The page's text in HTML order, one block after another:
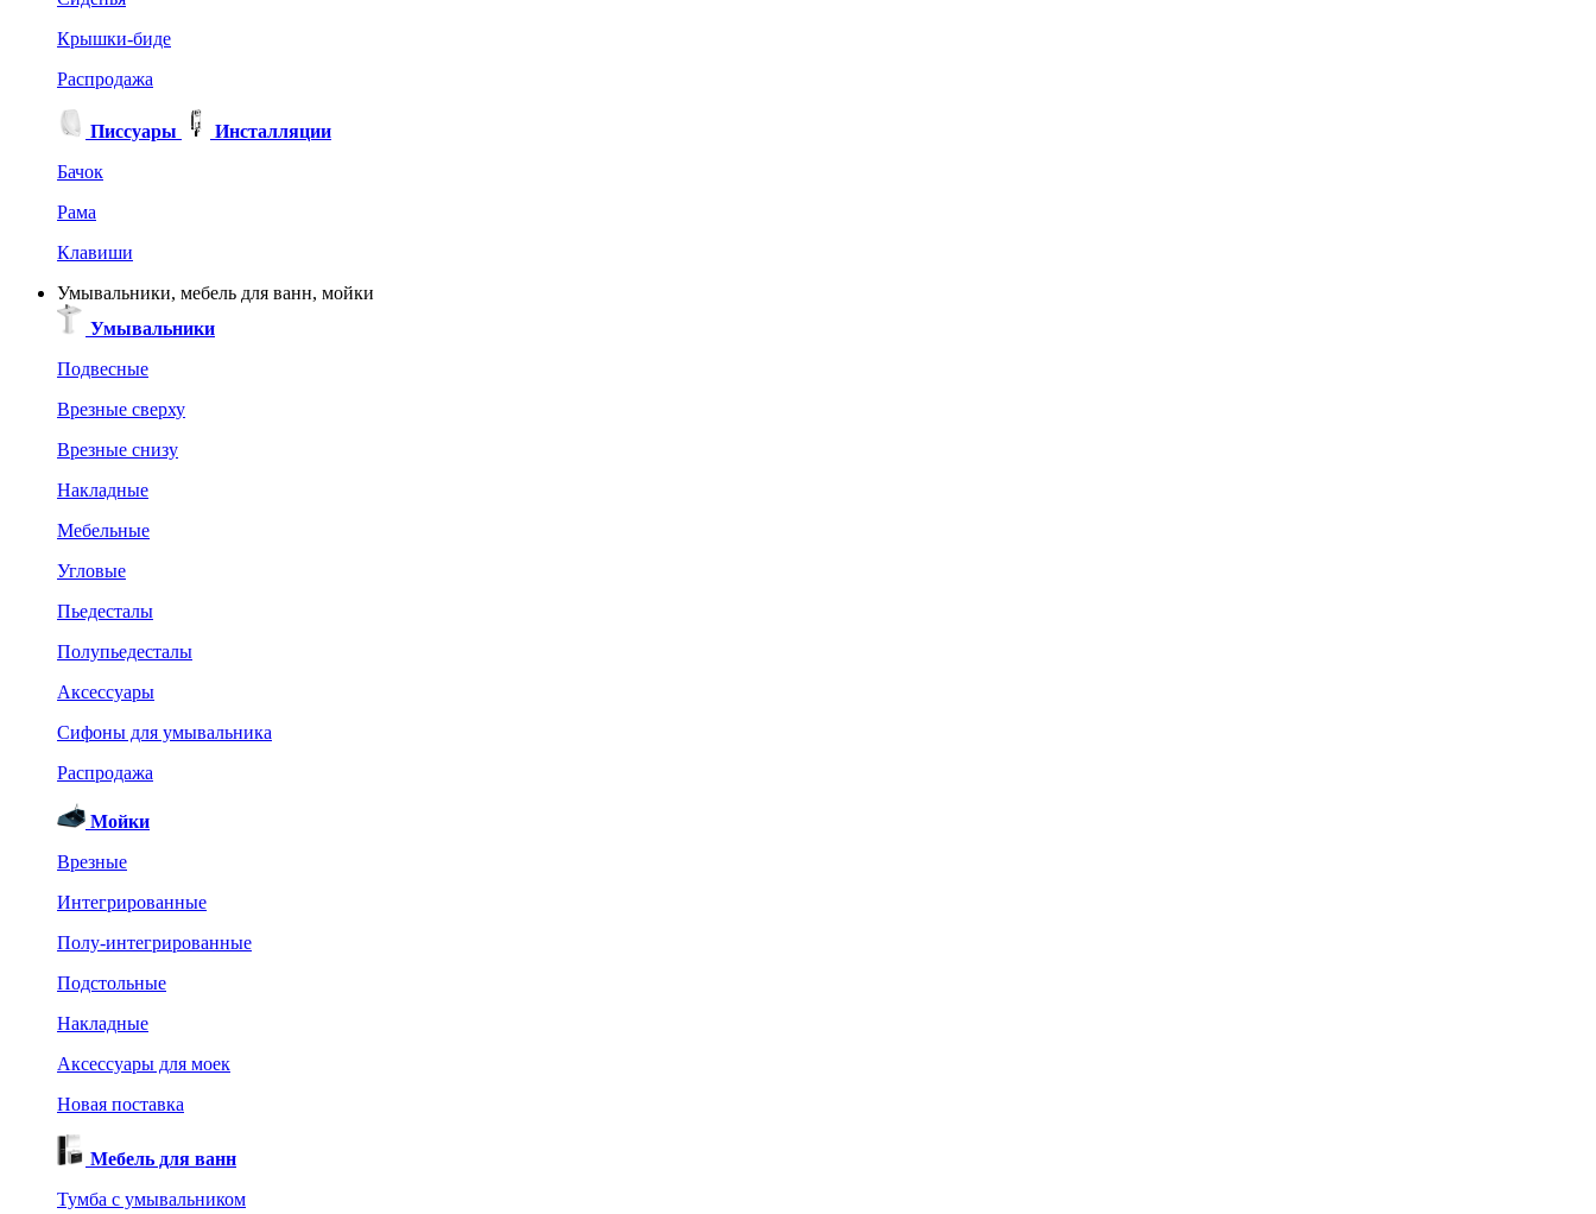
Крышки-биде
Распродажа
Писсуары
Инсталляции
Бачок
Рама
Клавиши
Умывальники, мебель для ванн, мойки
Умывальники
Подвесные
Врезные сверху
Врезные снизу
Накладные
Мебельные
Угловые
Пьедесталы
Полупьедесталы
Аксессуары
Сифоны для умывальника
Распродажа
Мойки
Врезные
Интегрированные
Полу-интегрированные
Подстольные
Накладные
Аксессуары для моек
Новая поставка
Мебель для ванн
Тумба с умывальником